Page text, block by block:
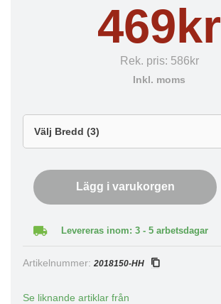
469kr
Rek. pris: 586kr
Inkl. moms
Lägg i varukorgen
Levereras inom: 3 - 5 arbetsdagar
Artikelnummer: 2018150-HH
Se liknande artiklar från